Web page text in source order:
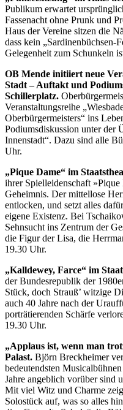
Publikum erwartet
Fassenacht ohne Prunk und
Haus der Vereine sitzen die
dass kein „Sardinenbüchsen-
Gelegenheit zum Schunkeln
OB Mende initiiert neue
Stadt – Auftakt und
Schillerplatz.
Veranstaltungsreihe
Oberbürgermeisters“ ins
Podiumsdiskussion unter der
Innenstadt“. Dazu sind alle
Uhr.
„Pique Dame“ im
ihrer Spielleidenschaft
Geheimnis. Der mittellose
entlocken, und setzt alles
eigene Existenz. Bei
Sehnsucht ins Zentrum der
die Figur der Lisa, die
19.30 Uhr.
„Kalldewey, Farce“ im
der Bundesrepublik der
Stück, doch Strauß’ witzige
auch 40 Jahre nach der
porträtierenden Schärfe
19.30 Uhr.
„Applaus ist, wenn man
Palast. Björn Breckheimer
bedeutendsten
Jahre angeblich vorüber sind
Mit viel Witz und Charme
Solostück auf, was so alles